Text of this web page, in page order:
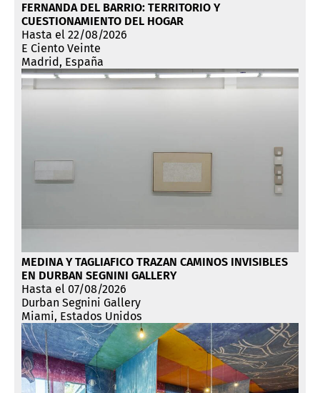
FERNANDA DEL BARRIO: TERRITORIO Y
CUESTIONAMIENTO DEL HOGAR
Hasta el 22/08/2026
E Ciento Veinte
Madrid, España
MEDINA Y TAGLIAFICO TRAZAN CAMINOS INVISIBLES
EN DURBAN SEGNINI GALLERY
Hasta el 07/08/2026
Durban Segnini Gallery
Miami, Estados Unidos